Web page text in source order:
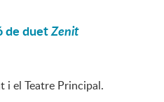
de duetZenit
i el Teatre Principal.